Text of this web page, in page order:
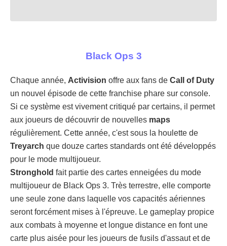
Black Ops 3
Chaque année, Activision offre aux fans de Call of Duty
un nouvel épisode de cette franchise phare sur console.
Si ce système est vivement critiqué par certains, il permet
aux joueurs de découvrir de nouvelles maps
régulièrement. Cette année, c'est sous la houlette de
Treyarch que douze cartes standards ont été développés
pour le mode multijoueur.
Stronghold fait partie des cartes enneigées du mode
multijoueur de Black Ops 3. Très terrestre, elle comporte
une seule zone dans laquelle vos capacités aériennes
seront forcément mises à l'épreuve. Le gameplay propice
aux combats à moyenne et longue distance en font une
carte plus aisée pour les joueurs de fusils d'assaut et de